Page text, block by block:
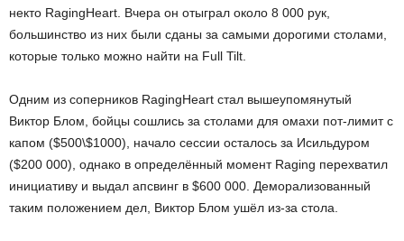
некто RagingHeart. Вчера он отыграл около 8 000 рук,
большинство из них были сданы за самыми дорогими столами,
которые только можно найти на Full Tilt.
Одним из соперников RagingHeart стал вышеупомянутый
Виктор Блом, бойцы сошлись за столами для омахи пот-лимит с
капом ($500\$1000), начало сессии осталось за Исильдуром
($200 000), однако в определённый момент Raging перехватил
инициативу и выдал апсвинг в $600 000. Деморализованный
таким положением дел, Виктор Блом ушёл из-за стола.